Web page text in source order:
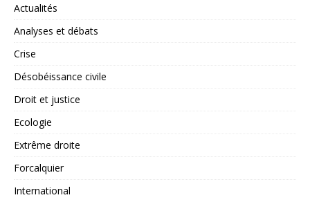
Actualités
Analyses et débats
Crise
Désobéissance civile
Droit et justice
Ecologie
Extrême droite
Forcalquier
International